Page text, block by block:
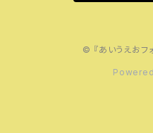
© 『あいうえおフ